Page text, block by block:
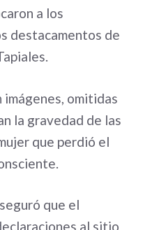
a los
destacamentos de
imágenes, omitidas
la gravedad de las
que perdió el
que el
al sitio